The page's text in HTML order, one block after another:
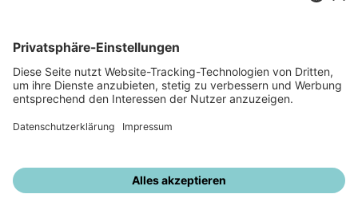
Unsere weiteren Angebote
IBC SOLAR Webseite